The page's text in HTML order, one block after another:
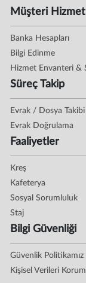
Müşteri
Banka Hesapları
Bilgi Edinme
Hizmet Envanteri &
Süreç Takip
Evrak / Dosya Takibi
Evrak Doğrulama
Faaliyetler
Kreş
Kafeterya
Sosyal Sorumluluk
Staj
Bilgi Güvenliği
Güvenlik Politikamız
Kişisel Verileri